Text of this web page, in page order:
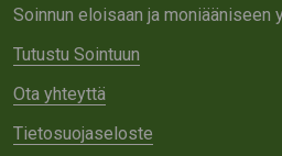
Soinnun eloisaan ja moniääniseen
Tutustu Sointuun
Ota yhteyttä
Tietosuojaseloste